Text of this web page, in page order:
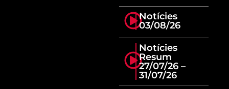
Notícies
03/08/26
Notícies
Resum
27/07/26 –
31/07/26